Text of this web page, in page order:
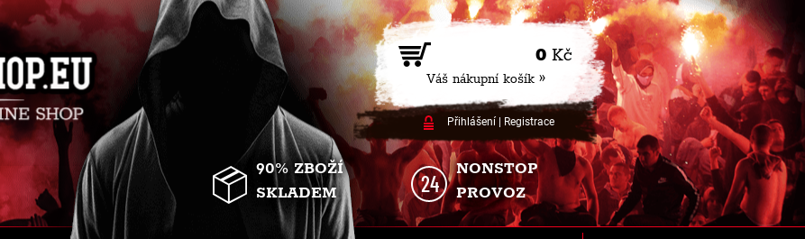
0 Kč
Váš nákupní košík »
Přihlášení| Registrace
90% ZBOŽÍ
SKLADEM
NONSTOP
PROVOZ